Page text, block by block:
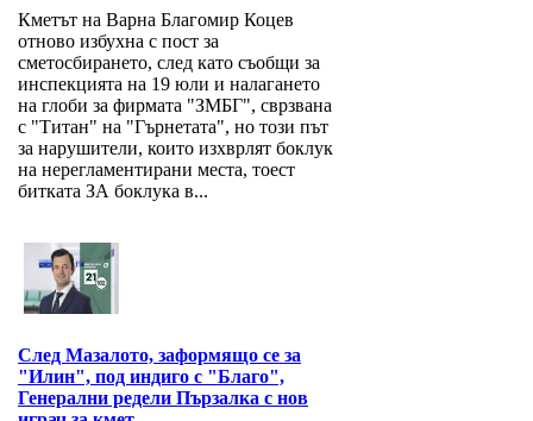
Кметът на Варна Благомир Коцев
отново избухна с пост за
сметосбирането, след като съобщи за
инспекцията на 19 юли и налагането
на глоби за фирмата "ЗМБГ", сврзвана
с "Титан" на "Гърнетата", но този път
за нарушители, които изхврлят боклук
на нерегламентирани места, тоест
битката ЗА боклука в...
След Мазалото, заформящо се за
"Илин", под индиго с "Благо",
Генерални редели Пързалка с нов